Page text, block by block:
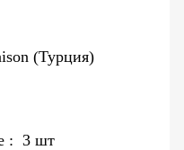
(Турция)
: 3 шт